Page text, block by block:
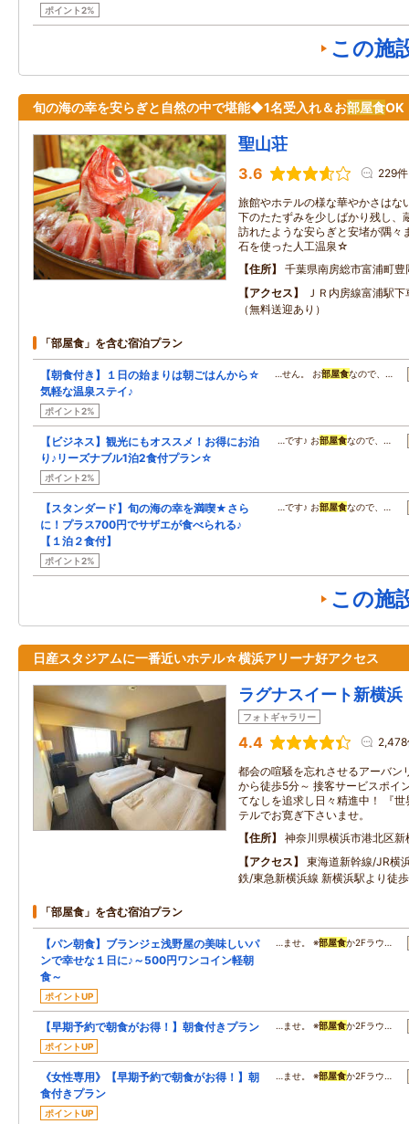
ポイント2%
この施
旬の海の幸を安らぎと自然の中で堪能◆1名受入れ＆お部屋食OK
聖山荘
3.6 229件
旅館やホテルの様な華やかさはな
下のたたずみを少しばかり残し、
訪れたような安らぎと安堵が隅々
石を使った人工温泉☆
住所
千葉県南房総市富浦町豊
アクセス
ＪＲ内房線富浦駅
（無料送迎あり）
「部屋食」を含む宿泊プラン
【朝食付き】１日の始まりは朝ごはんから☆
気軽な温泉ステイ♪
ポイント2%
…せん。 お部屋食なので、…
【ビジネス】観光にもオススメ！お得にお泊
り♪リーズナブル1泊2食付プラン☆
ポイント2%
…です♪ お部屋食なので、…
【スタンダード】旬の海の幸を満喫★さら
に！プラス700円でサザエが食べられる♪
【１泊２食付】
ポイント2%
…です♪ お部屋食なので、…
この施
日産スタジアムに一番近いホテル☆横浜アリーナ好アクセス
ラグナスイート新横浜
フォトギャラリー
4.4
都会の喧騒を忘れさせるアーバン
から徒歩5分～ 接客サービスポイ
てなしを追求し日々精進中！ 『
テルでお寛ぎ下さいませ。
住所
神奈川県横浜市港北区新
アクセス
東海道新幹線/JR横
鉄/東急新横浜線 新横浜駅より徒
「部屋食」を含む宿泊プラン
【パン朝食】ブランジェ浅野屋の美味しいパ
ンで幸せな１日に♪～500円ワンコイン軽朝
食～
ポイントUP
…ませ。 ※部屋食か2Fラウ…
【早期予約で朝食がお得！】朝食付きプラン
ポイントUP
…ませ。 ※部屋食か2Fラウ…
《女性専用》【早期予約で朝食がお得！】朝
食付きプラン
ポイントUP
…ませ。 ※部屋食か2Fラウ…